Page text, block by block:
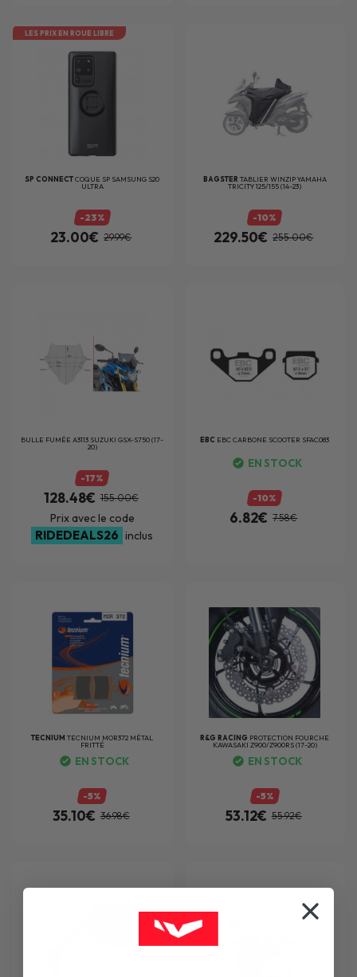
LES PRIX EN ROUE LIBRE
SP CONNECTCOQUE SP SAMSUNG S20
ULTRA
-23%
23.00€ 29.99€
BAGSTER TABLIER WINZIP YAMAHA
TRICITY 125/155 (14-23)
-10%
229.50€ 255.00€
BULLE FUMÉE A3113 SUZUKI GSX-S750 (17-
20)
-17%
128.48€ 155.00€
Prix avec le code
RIDEDEALS26 inclus
EBC EBC CARBONE SCOOTER SFAC083
EN STOCK
-10%
6.82€ 7.58€
TECNIUMTECNIUM MOR372 MÉTAL
FRITTÉ
EN STOCK
-5%
35.10€ 36.98€
R&G RACING PROTECTION FOURCHE
KAWASAKI Z900/Z900RS (17-20)
EN STOCK
-5%
53.12€ 55.92€